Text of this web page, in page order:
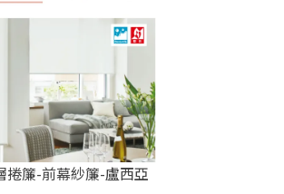
捲簾-前幕紗簾-盧西亞